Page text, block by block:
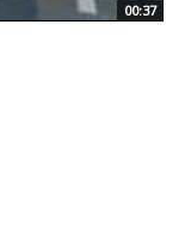
00:37